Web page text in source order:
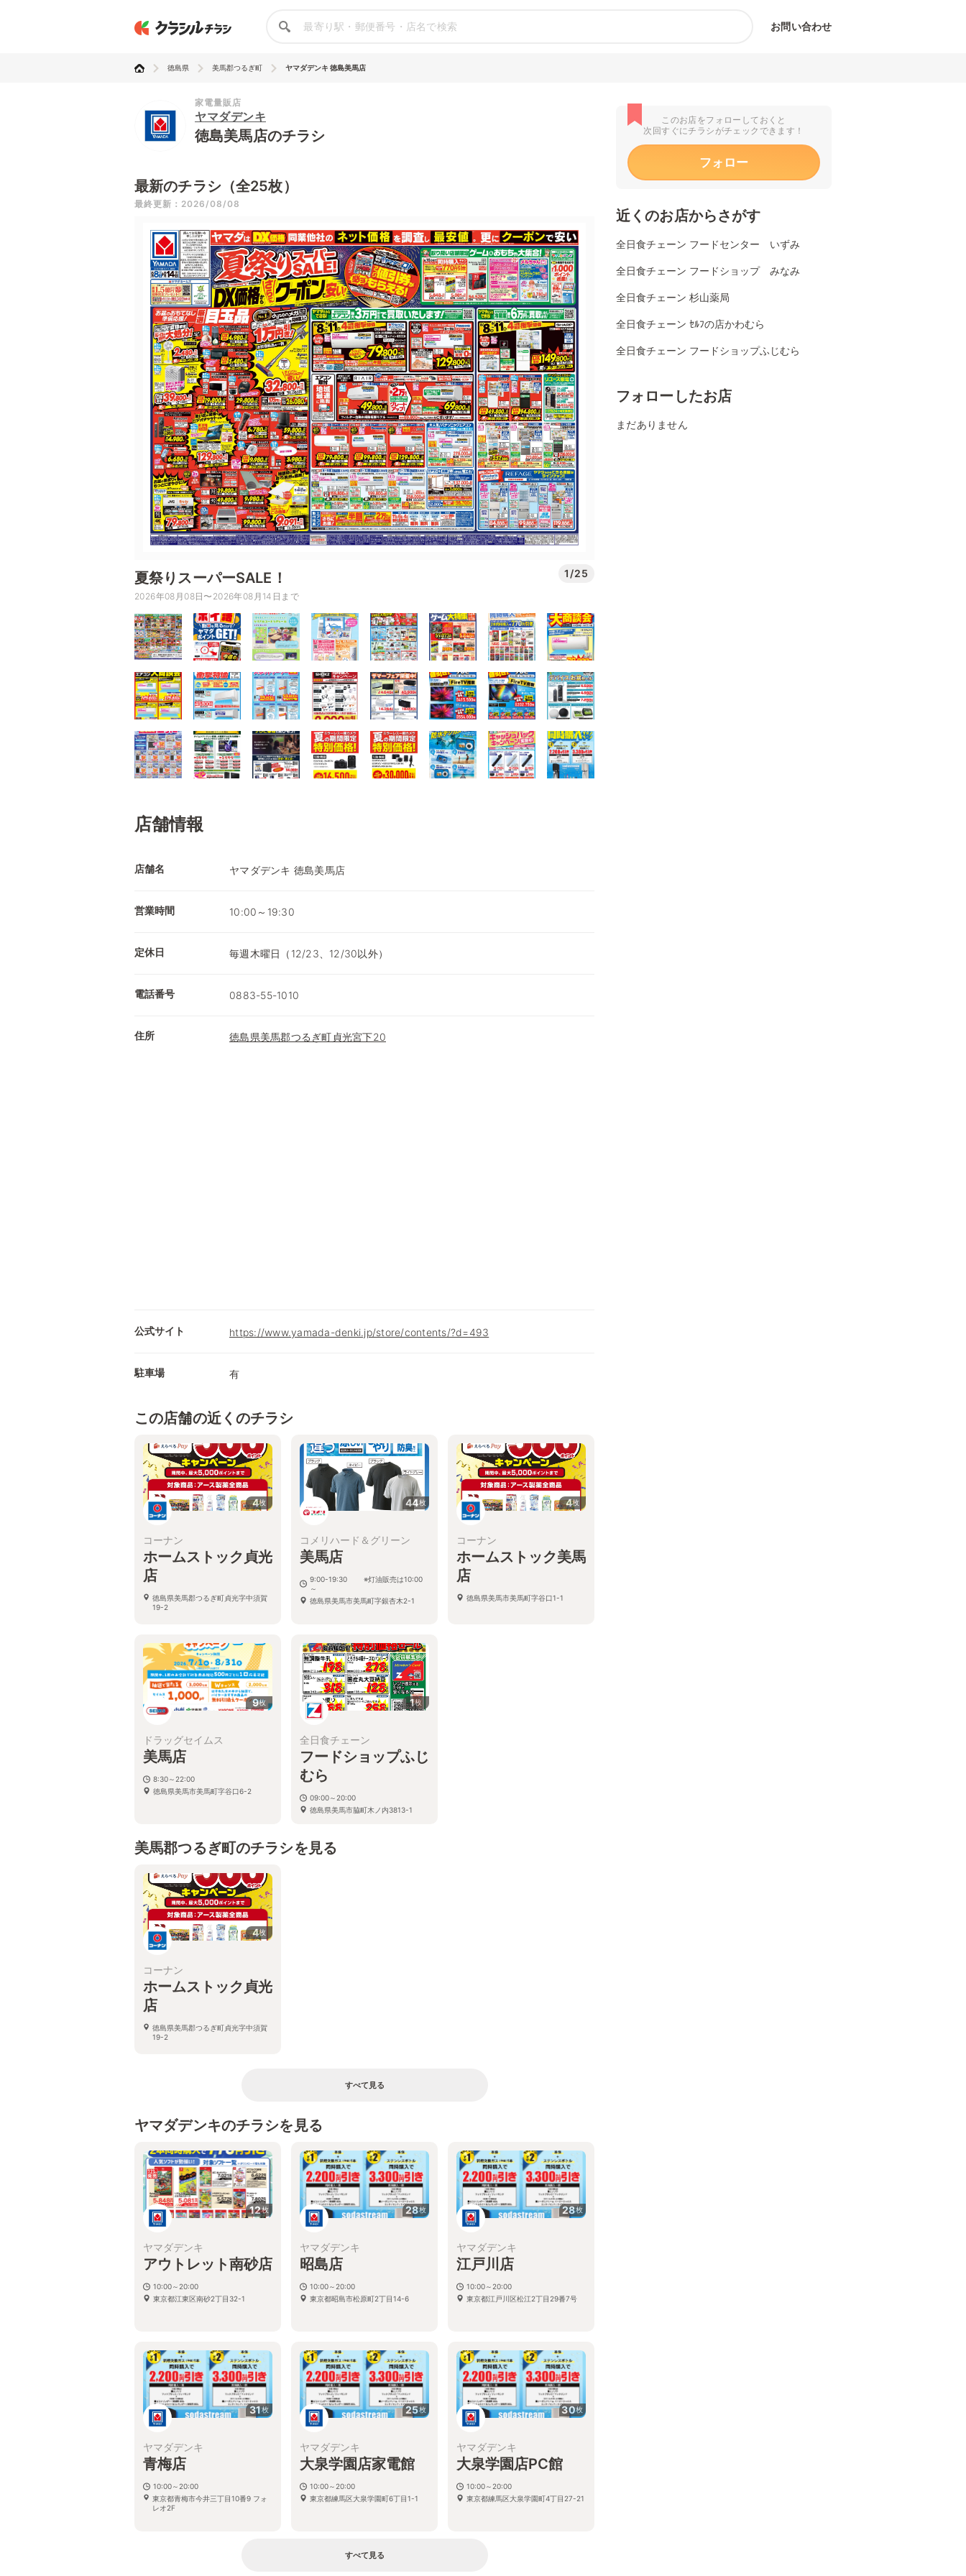
お問い合わせ
徳島県 美馬郡つるぎ町 ヤマダデンキ 徳島美馬店
家電量販店
ヤマダデンキ
徳島美馬店のチラシ
最新のチラシ（全25枚）
最終更新：2026/08/08
夏祭りスーパーSALE！ 1/25
2026年08月08日〜2026年08月14日まで
店舗情報
店舗名 ヤマダデンキ 徳島美馬店
営業時間 10:00～19:30
定休日 毎週木曜日（12/23、12/30以外）
電話番号 0883-55-1010
住所 徳島県美馬郡つるぎ町貞光宮下20
公式サイト https://www.yamada-denki.jp/store/contents/?d=493
駐車場 有
この店舗の近くのチラシ
4枚
コーナン
ホームストック貞光
店
徳島県美馬郡つるぎ町貞光字中須賀
19-2
44枚
コメリハード＆グリーン
美馬店
9:00-19:30 ※灯油販売は10:00
～
徳島県美馬市美馬町字銀杏木2-1
4枚
コーナン
ホームストック美馬
店
徳島県美馬市美馬町字谷口1-1
9枚
ドラッグセイムス
美馬店
8:30～22:00
徳島県美馬市美馬町字谷口6-2
1枚
全日食チェーン
フードショップふじ
むら
09:00～20:00
徳島県美馬市脇町木ノ内3813-1
美馬郡つるぎ町のチラシを見る
4枚
コーナン
ホームストック貞光
店
徳島県美馬郡つるぎ町貞光字中須賀
19-2
すべて見る
ヤマダデンキのチラシを見る
12枚
ヤマダデンキ
アウトレット南砂店
10:00～20:00
東京都江東区南砂2丁目32-1
28枚
ヤマダデンキ
昭島店
10:00～20:00
東京都昭島市松原町2丁目14-6
28枚
ヤマダデンキ
江戸川店
10:00～20:00
東京都江戸川区松江2丁目29番7号
31枚
ヤマダデンキ
青梅店
10:00～20:00
東京都青梅市今井三丁目10番9 フォ
レオ2F
25枚
ヤマダデンキ
大泉学園店家電館
10:00～20:00
東京都練馬区大泉学園町6丁目1-1
30枚
ヤマダデンキ
大泉学園店PC館
10:00～20:00
東京都練馬区大泉学園町4丁目27-21
すべて見る
このお店をフォローしておくと
次回すぐにチラシがチェックできます！
フォロー
近くのお店からさがす
全日食チェーン フードセンター いずみ
全日食チェーン フードショップ みなみ
全日食チェーン 杉山薬局
全日食チェーン ｾﾙﾌの店かわむら
全日食チェーン フードショップふじむら
フォローしたお店
まだありません